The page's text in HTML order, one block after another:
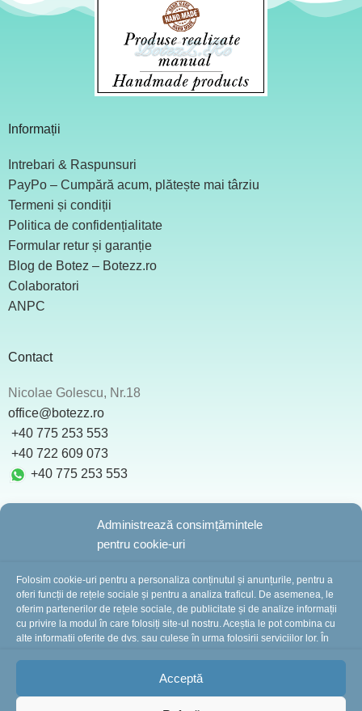
Administrează consimțămintele
pentru cookie-uri
Folosim cookie-uri pentru a personaliza conținutul și anunțurile, pentru a
oferi funcții de rețele sociale și pentru a analiza traficul. De asemenea, le
oferim partenerilor de rețele sociale, de publicitate și de analize informații
cu privire la modul în care folosiți site-ul nostru. Aceștia le pot combina cu
alte informații oferite de dvs. sau culese în urma folosirii serviciilor lor. În
Acceptă
Informații
Intrebari & Raspunsuri
PayPo – Cumpără acum, plătește mai târziu
Termeni și condiții
Politica de confidențialitate
Formular retur și garanție
Blog de Botez – Botezz.ro
Colaboratori
ANPC
Contact
Nicolae Golescu, Nr.18
office@botezz.ro
+40 775 253 553
‪ +40 722 609 073
+40 775 253 553
În perioada 10-16 august suntem în concediu.
procesate și expediate începând cu 18 august.
mulțumim pentru înțelegere și vă așteptăm cu drag!